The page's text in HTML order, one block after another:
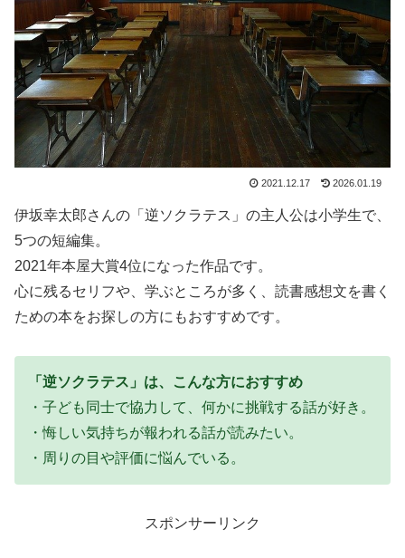
2021.12.17 2026.01.19
伊坂幸太郎さんの「逆ソクラテス」の主人公は小学生で、
5つの短編集。
2021年本屋大賞4位になった作品です。
心に残るセリフや、学ぶところが多く、読書感想文を書く
ための本をお探しの方にもおすすめです。
「逆ソクラテス」は、こんな方におすすめ
・子ども同士で協力して、何かに挑戦する話が好き。
・悔しい気持ちが報われる話が読みたい。
・周りの目や評価に悩んでいる。
スポンサーリンク